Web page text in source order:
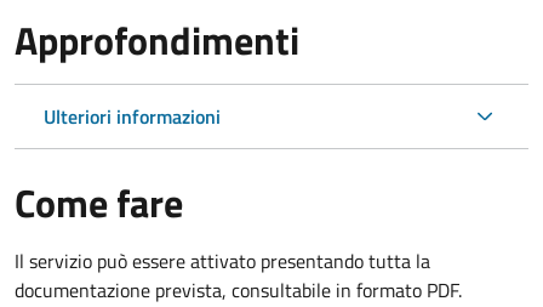
Approfondimenti
Ulteriori informazioni
Come fare
Il servizio può essere attivato presentando tutta la
documentazione prevista, consultabile in formato PDF.